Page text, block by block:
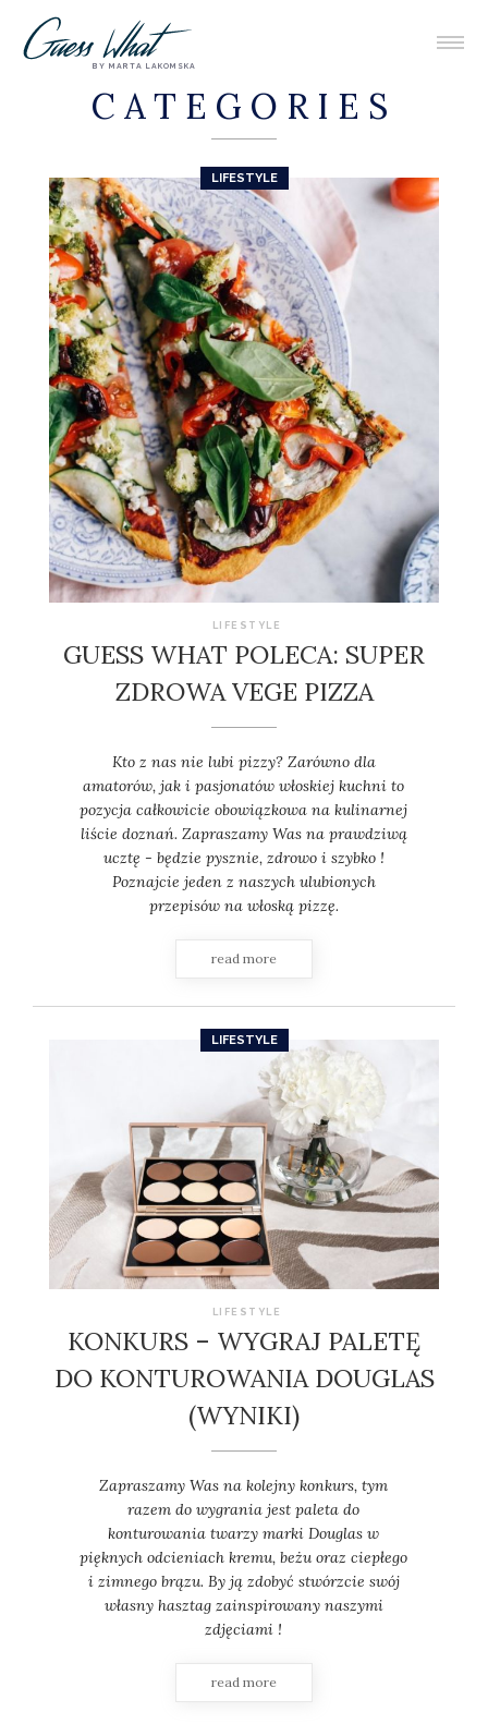
BY MARTA LAKOMSKA
CATEGORIES
LIFESTYLE
LIFESTYLE
GUESS WHAT POLECA: SUPER
ZDROWA VEGE PIZZA
Kto z nas nie lubi pizzy? Zarówno dla
amatorów, jak i pasjonatów włoskiej kuchni to
pozycja całkowicie obowiązkowa na kulinarnej
liście doznań. Zapraszamy Was na prawdziwą
ucztę - będzie pysznie, zdrowo i szybko !
Poznajcie jeden z naszych ulubionych
przepisów na włoską pizzę.
read more
LIFESTYLE
LIFESTYLE
KONKURS – WYGRAJ PALETĘ
DO KONTUROWANIA DOUGLAS
(WYNIKI)
Zapraszamy Was na kolejny konkurs, tym
razem do wygrania jest paleta do
konturowania twarzy marki Douglas w
pięknych odcieniach kremu, beżu oraz ciepłego
i zimnego brązu. By ją zdobyć stwórzcie swój
własny hasztag zainspirowany naszymi
zdjęciami !
read more